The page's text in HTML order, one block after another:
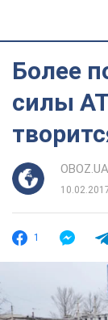
Более
силы
OBOZ.UA
1